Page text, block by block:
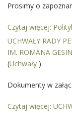
Prosimy o
Czytaj więcej:
UCHWAŁY RADY
IM. ROMANA
(Uchwały )
Dokumenty w
Czytaj więcej: